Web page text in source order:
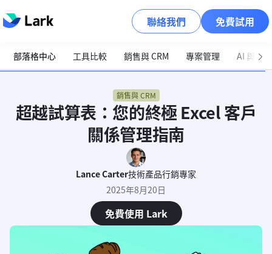
聯絡我們 免費試用
部落格中心 工具比較 銷售與 CRM 專案管理 AI 與自
銷售與 CRM
超越試算表：您的終極 Excel 客戶
關係管理指南
Lance Carter技術產品行銷專家
2025年8月20日
免費使用 Lark